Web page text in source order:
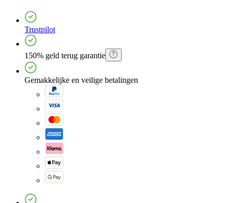
Trustpilot
150% geld terug garantie
Gemakkelijke en veilige betalingen